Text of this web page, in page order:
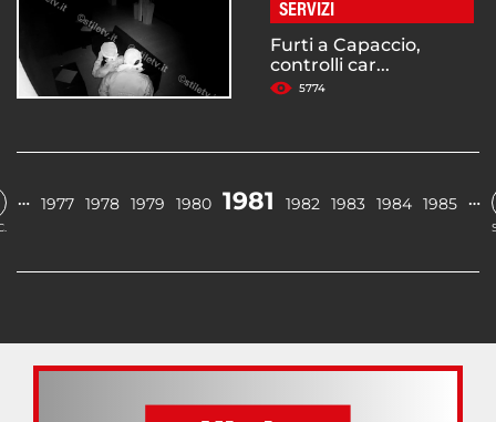
SERVIZI
Furti a Capaccio,
controlli car...
5774
… 1977 1978 1979 1980 1981 1982 1983 1984 1985 …